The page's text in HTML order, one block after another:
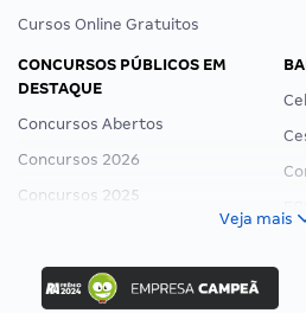
Cursos Online Gratuitos
CONCURSOS PÚBLICOS EM
DESTAQUE
Concursos Abertos
Concursos 2026
Concursos 2025
Concurso Ibama
Concurso MPU
Veja mais